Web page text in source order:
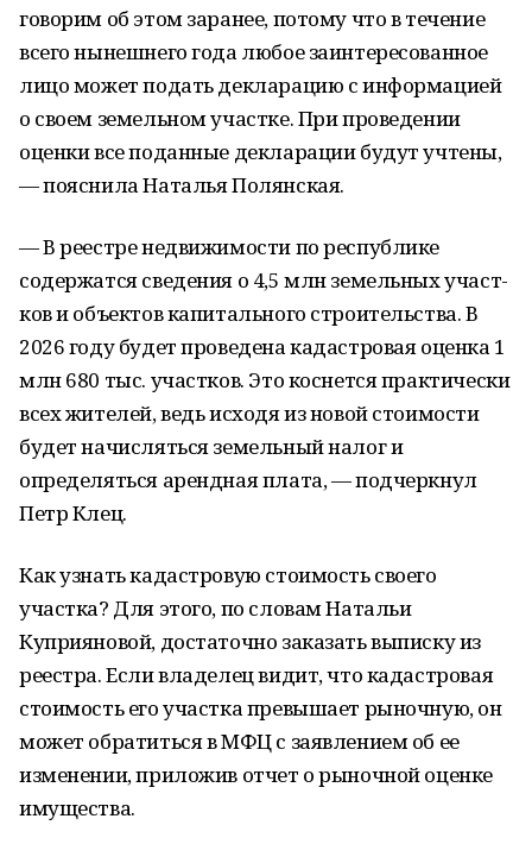
говорим об этом заранее, потому что в течение
всего нынешнего года любое заинтересованное
лицо может подать декларацию с информацией
о своем земельном участке. При проведении
оценки все поданные декларации будут учтены,
— пояснила Наталья Полянская.
— В реестре недвижимости по республике
содержатся сведения о 4,5 млн земельных участ­
ков и объектов капитального строительства. В
2026 году будет проведена кадастровая оценка 1
млн 680 тыс. участков. Это коснется практически
всех жителей, ведь исходя из новой стоимости
будет начисляться земельный налог и
определяться арендная плата, — подчеркнул
Петр Клец.
Как узнать кадастровую стоимость своего
участка? Для этого, по словам Натальи
Куприяновой, достаточно заказать выписку из
реестра. Если владелец видит, что кадастровая
стоимость его участка превышает рыночную, он
может обратиться в МФЦ с заявлением об ее
изменении, приложив отчет о рыночной оценке
имущества.